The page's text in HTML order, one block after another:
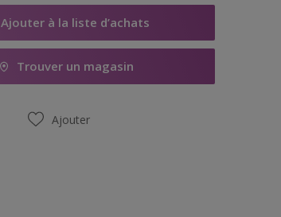
Ajouter à la liste d’achats
Trouver un magasin
Ajouter